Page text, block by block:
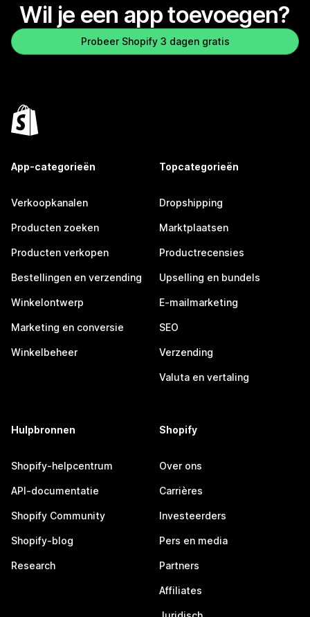
Wil je een app toevoegen?
Probeer Shopify 3 dagen gratis
App-categorieën
Verkoopkanalen
Producten zoeken
Producten verkopen
Bestellingen en verzending
Winkelontwerp
Marketing en conversie
Winkelbeheer
Topcategorieën
Dropshipping
Marktplaatsen
Productrecensies
Upselling en bundels
E-mailmarketing
SEO
Verzending
Valuta en vertaling
Hulpbronnen
Shopify-helpcentrum
API-documentatie
Shopify Community
Shopify-blog
Research
Shopify
Over ons
Carrières
Investeerders
Pers en media
Partners
Affiliates